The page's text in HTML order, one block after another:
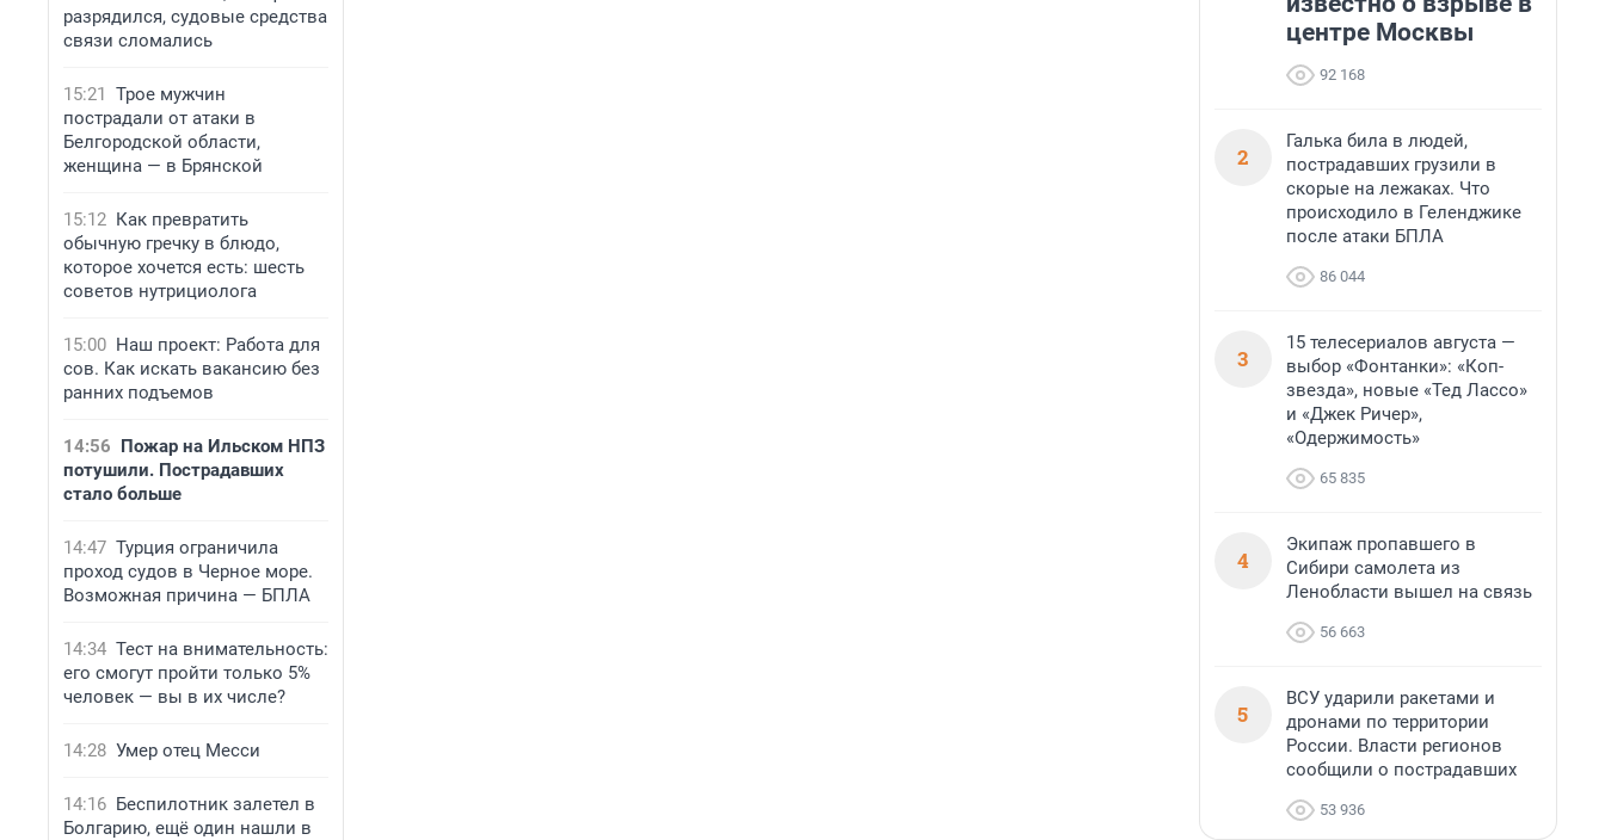
разрядился, судовые средства
связи сломались
15:21 Трое мужчин
пострадали от атаки в
Белгородской области,
женщина — в Брянской
15:12 Как превратить
обычную гречку в блюдо,
которое хочется есть: шесть
советов нутрициолога
15:00 Наш проект: Работа для
сов. Как искать вакансию без
ранних подъемов
14:56 Пожар на Ильском НПЗ
потушили. Пострадавших
стало больше
14:47 Турция ограничила
проход судов в Черное море.
Возможная причина — БПЛА
14:34 Тест на внимательность:
его смогут пройти только 5%
человек — вы в их числе?
14:28 Умер отец Месси
14:16 Беспилотник залетел в
Болгарию, ещё один нашли в
центре Москвы
92 168
2
Галька била в людей,
пострадавших грузили в
скорые на лежаках. Что
происходило в Геленджике
после атаки БПЛА
86 044
3
15 телесериалов августа —
выбор «Фонтанки»: «Коп-
звезда», новые «Тед Лассо»
и «Джек Ричер»,
«Одержимость»
65 835
4
Экипаж пропавшего в
Сибири самолета из
Ленобласти вышел на связь
56 663
5
ВСУ ударили ракетами и
дронами по территории
России. Власти регионов
сообщили о пострадавших
53 936